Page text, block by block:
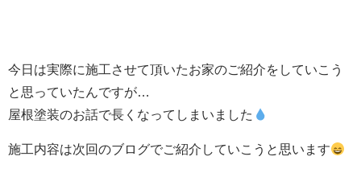
今日は実際に施工させて頂いたお家のご紹介をしていこう
と思っていたんですが…
屋根塗装のお話で長くなってしまいました
施工内容は次回のブログでご紹介していこうと思います